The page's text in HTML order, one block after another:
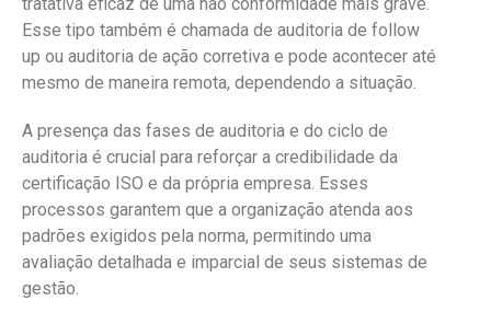
Esse tipo também é chamada de auditoria de follow
up ou auditoria de ação corretiva e pode acontecer até
mesmo de maneira remota, dependendo a situação.
A presença das fases de auditoria e do ciclo de
auditoria é crucial para reforçar a credibilidade da
certificação ISO e da própria empresa. Esses
processos garantem que a organização atenda aos
padrões exigidos pela norma, permitindo uma
avaliação detalhada e imparcial de seus sistemas de
gestão.